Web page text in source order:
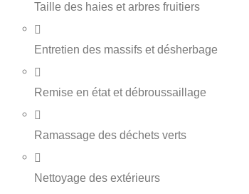
Taille des haies et arbres fruitiers
Entretien des massifs et désherbage
Remise en état et débroussaillage
Ramassage des déchets verts
Nettoyage des extérieurs